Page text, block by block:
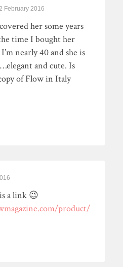
February 2016
her some years
time I bought her
nearly 40 and she is
and cute. Is
of Flow in Italy
a link 😉
product/